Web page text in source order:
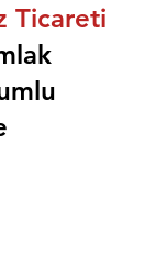
Ticareti